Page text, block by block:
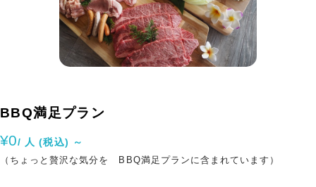
BBQ満足プラン
¥0/ 人 (税込) ～
（ちょっと贅沢な気分を BBQ満足プランに含まれています）